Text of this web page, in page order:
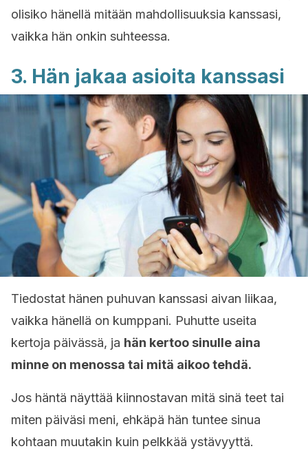
olisiko hänellä mitään mahdollisuuksia kanssasi,
vaikka hän onkin suhteessa.
3. Hän jakaa asioita kanssasi
Tiedostat hänen puhuvan kanssasi aivan liikaa,
vaikka hänellä on kumppani. Puhutte useita
kertoja päivässä, ja hän kertoo sinulle aina
minne on menossa tai mitä aikoo tehdä.
Jos häntä näyttää kiinnostavan mitä sinä teet tai
miten päiväsi meni, ehkäpä hän tuntee sinua
kohtaan muutakin kuin pelkkää ystävyyttä.